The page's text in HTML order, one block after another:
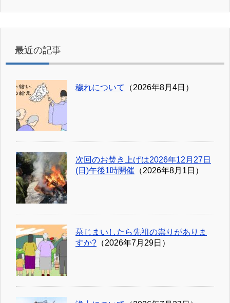
最近の記事
穢れについて （2026年8月4日）
次回のお焚き上げは2026年12月27日
(日)午後1時開催 （2026年8月1日）
墓じまいしたら先祖の祟りがありま
すか? （2026年7月29日）